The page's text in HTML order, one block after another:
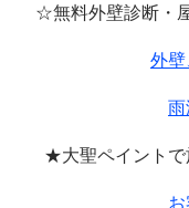
☆無料外壁診断・
外壁
雨
★大聖ペイントで